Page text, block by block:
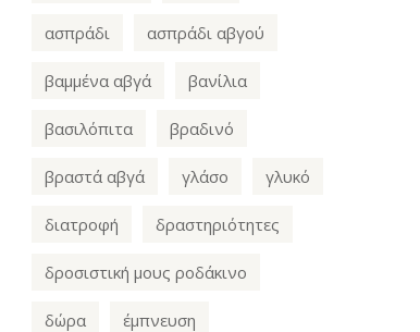
ασπράδι ασπράδι αβγού
βαμμένα αβγά βανίλια
βασιλόπιτα βραδινό
βραστά αβγά γλάσο γλυκό
διατροφή δραστηριότητες
δροσιστική μους ροδάκινο
δώρα έμπνευση